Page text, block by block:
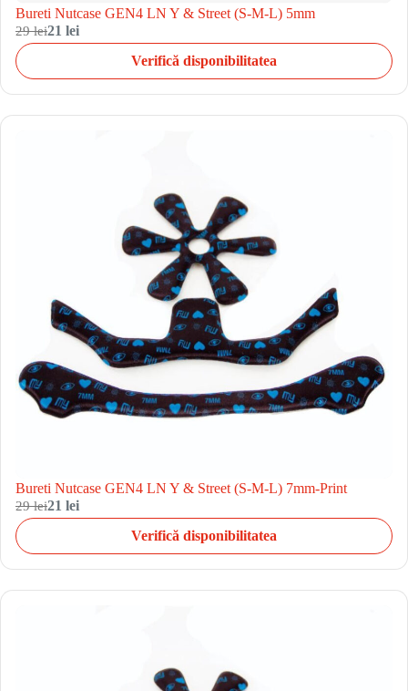
Bureti Nutcase GEN4 LN Y & Street (S-M-L) 5mm
29 lei21 lei
Verifică disponibilitatea
Bureti Nutcase GEN4 LN Y & Street (S-M-L) 7mm-Print
29 lei21 lei
Verifică disponibilitatea